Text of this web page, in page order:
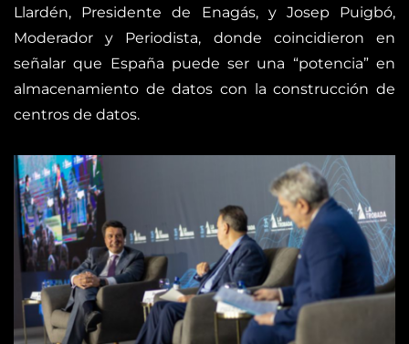
Llardén, Presidente de Enagás, y Josep Puigbó,
Moderador y Periodista, donde coincidieron en
señalar que España puede ser una “potencia” en
almacenamiento de datos con la construcción de
centros de datos.